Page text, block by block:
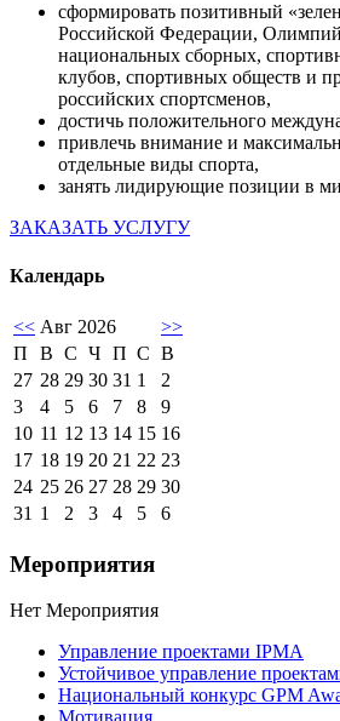
сформировать позитивный
Российской Федерации,
национальных сборных,
клубов, спортивных обществ и
российских спортсменов,
достичь положительного
привлечь внимание и
отдельные виды спорта,
занять лидирующие позиции в
ЗАКАЗАТЬ УСЛУГУ
Календарь
<< Авг 2026
>>
П
В С Ч П С В
27 28 29 30 31 1
2
3
4 5 6 7 8
9
10 11 12 13 14 15 16
17 18 19 20 21 22 23
24 25 26 27 28 29 30
31 1 2 3 4 5 6
Мероприятия
Нет Мероприятия
Управление проектами IPMA
Устойчивое управление
Национальный конкурс GPM